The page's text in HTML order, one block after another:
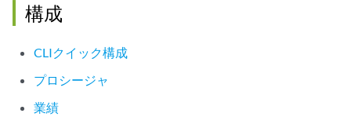
構成
CLIクイック構成
プロシージャ
業績